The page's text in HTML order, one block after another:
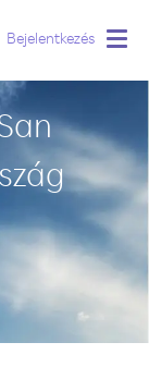
Bejelentkezés